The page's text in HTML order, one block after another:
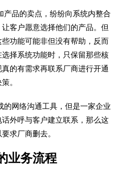
产品的卖点，纷纷向系统内整合
客户愿意选择他们的产品。但
功能可能非但没有帮助，反而
择系统功能时，只保留那些核
的有需求再联系厂商进行开通
。
的网络沟通工具，但是一家企业
外呼与客户建立联系，那么这
求厂商删去。
业务流程